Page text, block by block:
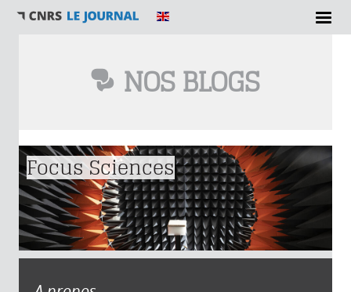
NOS BLOGS
Vous êtes ici
Focus Sciences